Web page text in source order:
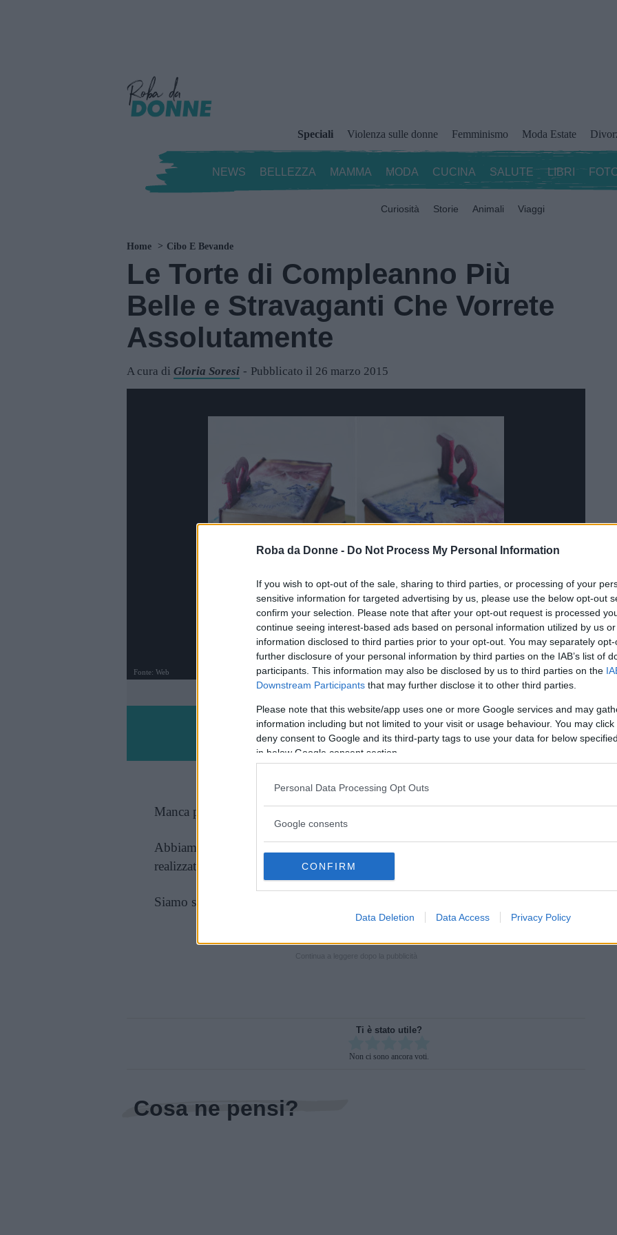
Roba da Donne - Do Not Process My Personal Information
If you wish to opt-out of the sale, sharing to third parties, or processing of your
sensitive information for targeted advertising by us, please use the below opt-out
confirm your selection. Please note that after your opt-out request is processed
continue seeing interest-based ads based on personal information utilized by us
information disclosed to third parties prior to your opt-out. You may separately
further disclosure of your personal information by third parties on the IAB’s list of
participants. This information may also be disclosed by us to third parties on the
Downstream Participants that may further disclose it to other third parties.
Please note that this website/app uses one or more Google services and may
information including but not limited to your visit or usage behaviour. You may
deny consent to Google and its third-party tags to use your data for below
in below Google consent section.
Personal Data Processing Opt Outs
Google consents
CONFIRM
Data Deletion Data Access Privacy Policy
Speciali Violenza sulle donne Femminismo Moda Estate
NEWS BELLEZZA MAMMA MODA CUCINA SALUTE LIBRI
Curiosità Storie Animali Viaggi
Home Cibo E Bevande
Le Torte di Compleanno Più
Belle e Stravaganti Che Vorrete
Assolutamente
A cura di Gloria Soresi Pubblicato il 26 marzo 2015
Fonte: Web
DI 50 INGRANDISCI
Condividi su Facebook
Manca poco al vostro compleanno e siete in dubbio sulla
Abbiamo raccolto e selezionato le torte di compleanno più spettacolari mai
realizzate.
Siamo sicure che in questa gallery troverete quella più adatta a voi!
Ti è stato utile?
Non ci sono ancora voti.
Cosa ne pensi?